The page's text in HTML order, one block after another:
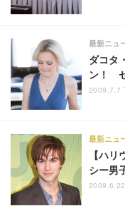
ダコタ
ン！
最新ニュ
2009.7.7
【ハ
シー男
最新ニュ